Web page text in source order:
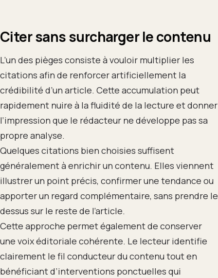
Citer sans surcharger le contenu
L’un des pièges consiste à vouloir multiplier les
citations afin de renforcer artificiellement la
crédibilité d’un article. Cette accumulation peut
rapidement nuire à la fluidité de la lecture et donner
l’impression que le rédacteur ne développe pas sa
propre analyse.
Quelques citations bien choisies suffisent
généralement à enrichir un contenu. Elles viennent
illustrer un point précis, confirmer une tendance ou
apporter un regard complémentaire, sans prendre le
dessus sur le reste de l’article.
Cette approche permet également de conserver
une voix éditoriale cohérente. Le lecteur identifie
clairement le fil conducteur du contenu tout en
bénéficiant d’interventions ponctuelles qui